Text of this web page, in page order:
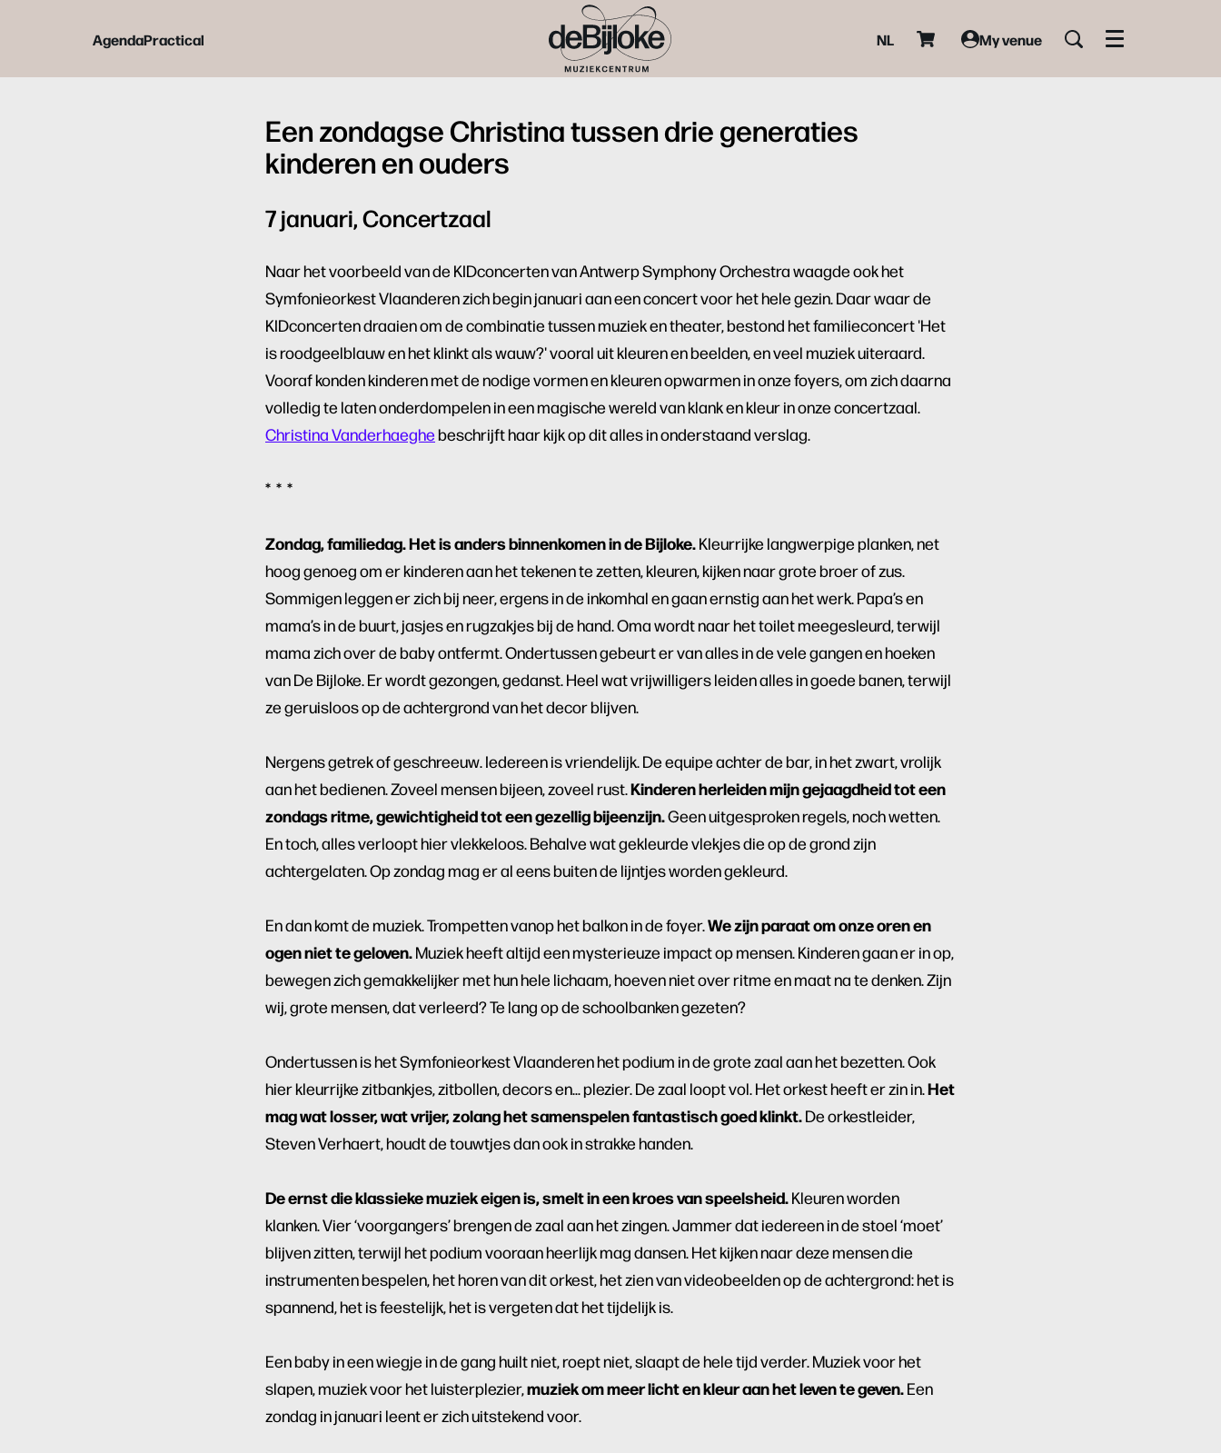
AgendaPractical NL My venue Menu
Een zondagse Christina tussen drie generaties
kinderen en ouders
7 januari, Concertzaal
Naar het voorbeeld van de KIDconcerten van Antwerp Symphony Orchestra waagde ook het
Symfonieorkest Vlaanderen zich begin januari aan een concert voor het hele gezin. Daar waar de
KIDconcerten draaien om de combinatie tussen muziek en theater, bestond het familieconcert 'Het
is roodgeelblauw en het klinkt als wauw?' vooral uit kleuren en beelden, en veel muziek uiteraard.
Vooraf konden kinderen met de nodige vormen en kleuren opwarmen in onze foyers, om zich daarna
volledig te laten onderdompelen in een magische wereld van klank en kleur in onze concertzaal.
Christina Vanderhaeghebeschrijft haar kijk op dit alles in onderstaand verslag.
* * *
Zondag, familiedag. Het is anders binnenkomen in de Bijloke.Kleurrijke langwerpige planken, net
hoog genoeg om er kinderen aan het tekenen te zetten, kleuren, kijken naar grote broer of zus.
Sommigen leggen er zich bij neer, ergens in de inkomhal en gaan ernstig aan het werk. Papa’s en
mama’s in de buurt, jasjes en rugzakjes bij de hand. Oma wordt naar het toilet meegesleurd, terwijl
mama zich over de baby ontfermt. Ondertussen gebeurt er van alles in de vele gangen en hoeken
van De Bijloke. Er wordt gezongen, gedanst. Heel wat vrijwilligers leiden alles in goede banen, terwijl
ze geruisloos op de achtergrond van het decor blijven.
Nergens getrek of geschreeuw. Iedereen is vriendelijk. De equipe achter de bar, in het zwart, vrolijk
aan het bedienen. Zoveel mensen bijeen, zoveel rust.Kinderen herleiden mijn gejaagdheid tot een
zondags ritme, gewichtigheid tot een gezellig bijeenzijn.Geen uitgesproken regels, noch wetten.
En toch, alles verloopt hier vlekkeloos. Behalve wat gekleurde vlekjes die op de grond zijn
achtergelaten. Op zondag mag er al eens buiten de lijntjes worden gekleurd.
En dan komt de muziek. Trompetten vanop het balkon in de foyer.We zijn paraat om onze oren en
ogen niet te geloven.Muziek heeft altijd een mysterieuze impact op mensen. Kinderen gaan er in op,
bewegen zich gemakkelijker met hun hele lichaam, hoeven niet over ritme en maat na te denken. Zijn
wij, grote mensen, dat verleerd? Te lang op de schoolbanken gezeten?
Ondertussen is het Symfonieorkest Vlaanderen het podium in de grote zaal aan het bezetten. Ook
hier kleurrijke zitbankjes, zitbollen, decors en… plezier. De zaal loopt vol. Het orkest heeft er zin in.Het
mag wat losser, wat vrijer, zolang het samenspelen fantastisch goed klinkt.De orkestleider,
Steven Verhaert, houdt de touwtjes dan ook in strakke handen.
De ernst die klassieke muziek eigen is, smelt in een kroes van speelsheid.Kleuren worden
klanken. Vier ‘voorgangers’ brengen de zaal aan het zingen. Jammer dat iedereen in de stoel ‘moet’
blijven zitten, terwijl het podium vooraan heerlijk mag dansen. Het kijken naar deze mensen die
instrumenten bespelen, het horen van dit orkest, het zien van videobeelden op de achtergrond: het is
spannend, het is feestelijk, het is vergeten dat het tijdelijk is.
Een baby in een wiegje in de gang huilt niet, roept niet, slaapt de hele tijd verder. Muziek voor het
slapen, muziek voor het luisterplezier,muziek om meer licht en kleur aan het leven te geven.Een
zondag in januari leent er zich uitstekend voor.